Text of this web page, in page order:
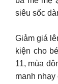
siêu sốc
Giảm giá
kiện cho
11, mùa
manh nhạy